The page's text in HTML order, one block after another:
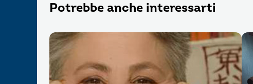
Potrebbe anche interessarti